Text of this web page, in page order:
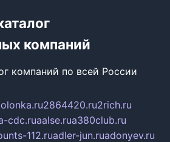
компаний
компаний по всей России
2864420.ru2rich.ru
cdc.ruaalse.rua380club.ru
112.ruadler-jun.ruadonyev.ru